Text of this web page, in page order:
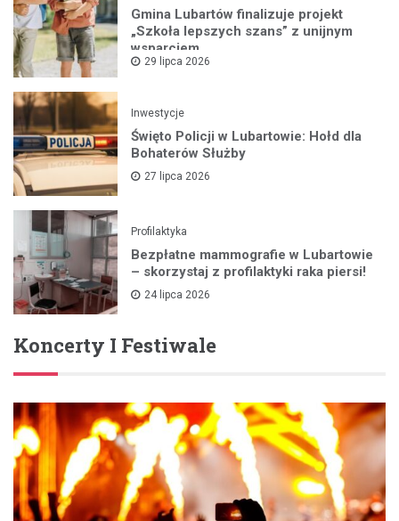
Gmina Lubartów finalizuje projekt
„Szkoła lepszych szans” z unijnym
wsparciem
29 lipca 2026
Inwestycje
Święto Policji w Lubartowie: Hołd dla
Bohaterów Służby
27 lipca 2026
Profilaktyka
Bezpłatne mammografie w Lubartowie
– skorzystaj z profilaktyki raka piersi!
24 lipca 2026
Koncerty I Festiwale